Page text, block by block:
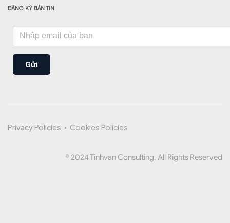
ĐĂNG KÝ BẢN TIN
Gửi
Privacy Policies • Cookies Policies
© 2024 Tinhvan Consulting. All Rights Reserved